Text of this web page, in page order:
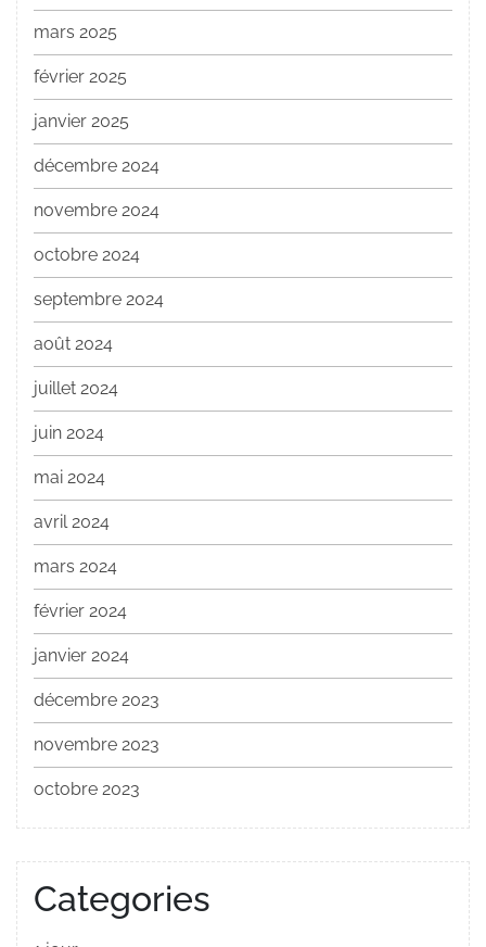
mars 2025
février 2025
janvier 2025
décembre 2024
novembre 2024
octobre 2024
septembre 2024
août 2024
juillet 2024
juin 2024
mai 2024
avril 2024
mars 2024
février 2024
janvier 2024
décembre 2023
novembre 2023
octobre 2023
Categories